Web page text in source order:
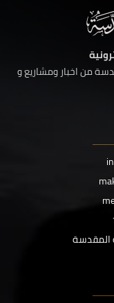
من اخبار ومشاريع و
المقدسة